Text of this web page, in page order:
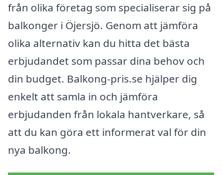
från olika företag som specialiserar sig på
balkonger i Öjersjö. Genom att jämföra
olika alternativ kan du hitta det bästa
erbjudandet som passar dina behov och
din budget. Balkong-pris.se hjälper dig
enkelt att samla in och jämföra
erbjudanden från lokala hantverkare, så
att du kan göra ett informerat val för din
nya balkong.